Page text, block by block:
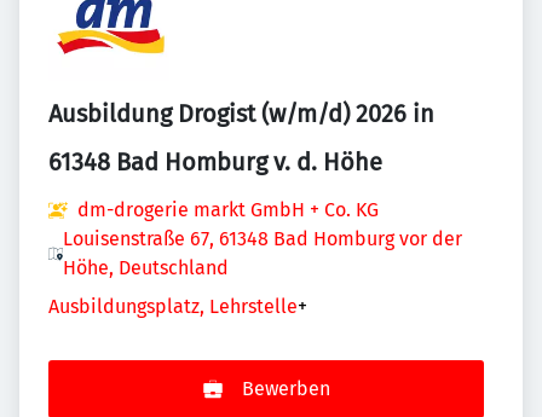
Ausbildung Drogist (w/m/d) 2026 in
61348 Bad Homburg v. d. Höhe
dm-drogerie markt GmbH + Co. KG
Louisenstraße 67, 61348 Bad Homburg vor der
Höhe, Deutschland
Ausbildungsplatz, Lehrstelle+
Bewerben